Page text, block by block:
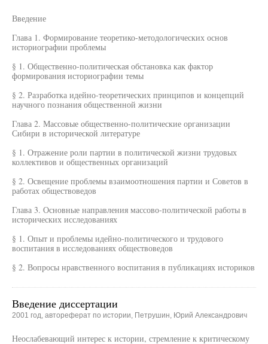
Введение
Глава 1. Формирование теоретико-методологических основ
историографии проблемы
§ 1. Общественно-политическая обстановка как фактор
формирования историографии темы
§ 2. Разработка идейно-теоретических принципов и концепций
научного познания общественной жизни
Глава 2. Массовые общественно-политические организации
Сибири в исторической литературе
§ 1. Отражение роли партии в политической жизни трудовых
коллективов и общественных организаций
§ 2. Освещение проблемы взаимоотношения партии и Советов в
работах обществоведов
Глава 3. Основные направления массово-политической работы в
исторических исследованиях
§ 1. Опыт и проблемы идейно-политического и трудового
воспитания в исследованиях обществоведов
§ 2. Вопросы нравственного воспитания в публикациях историков
Введение диссертации
2001 год, автореферат по истории, Петрушин, Юрий Александрович
Неослабевающий интерес к истории, стремление к критическому